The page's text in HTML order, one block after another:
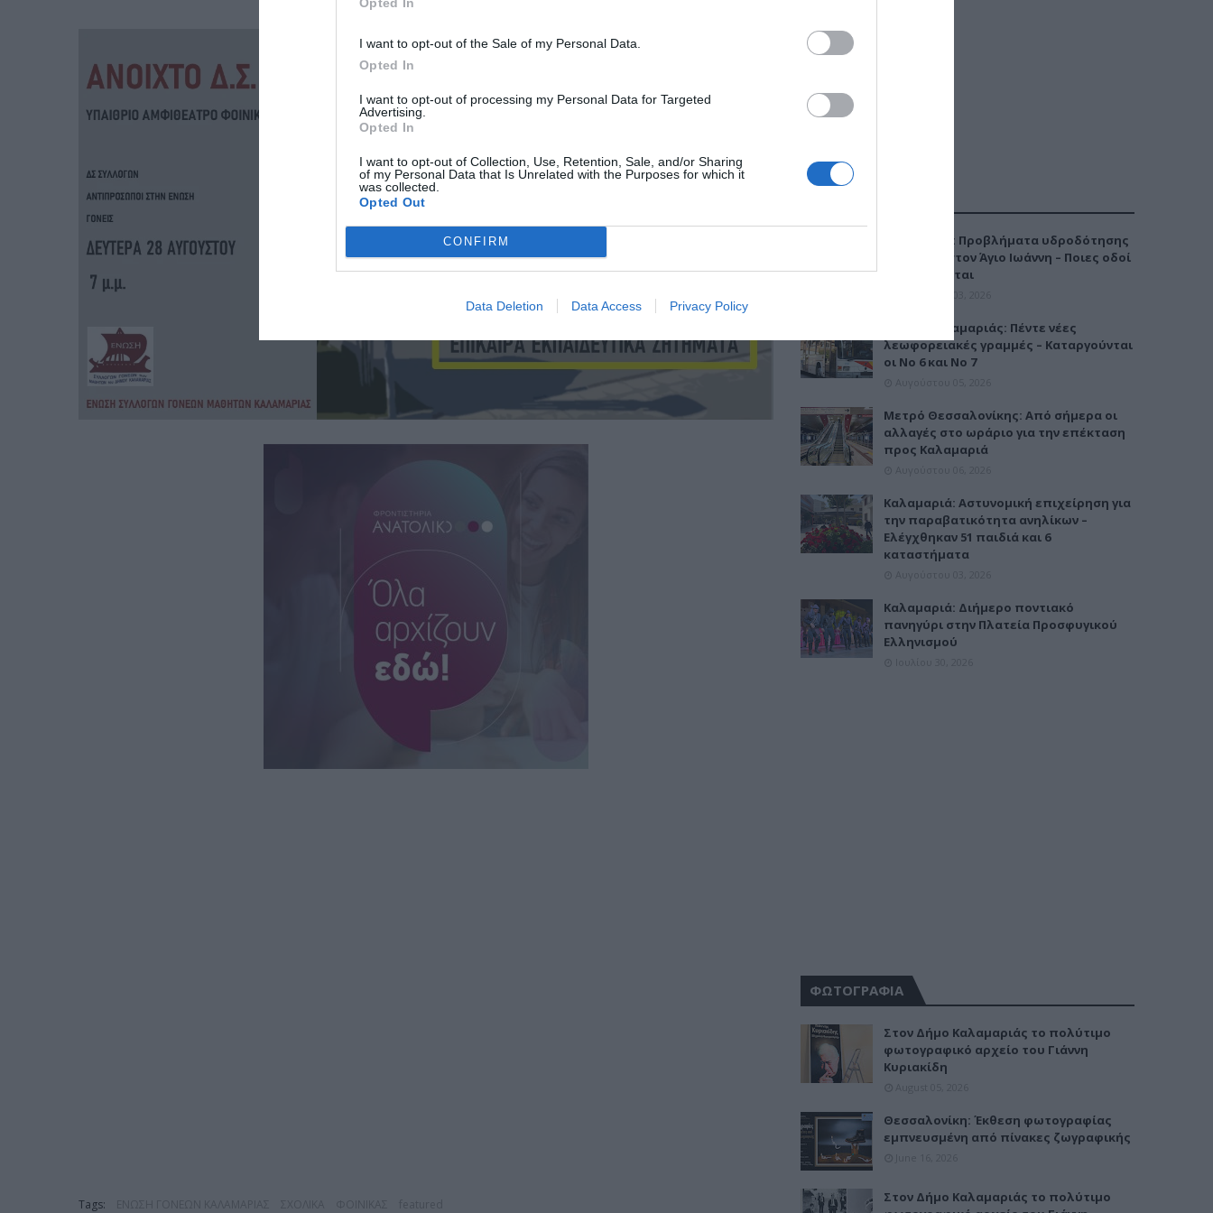
I want to opt-out of the Sale of my Personal Data.
Opted In
I want to opt-out of processing my Personal Data for Targeted
Advertising.
Opted In
I want to opt-out of Collection, Use, Retention, Sale, and/or Sharing
of my Personal Data that Is Unrelated with the Purposes for which it
was collected.
Opted Out
CONFIRM
Data Deletion Data Access Privacy Policy
Tags:
Καλαμαριά: Προβλήματα υδροδότησης
την Τρίτη στον Άγιο Ιωάννη – Ποιες οδοί
επηρεάζονται
Μετρό Καλαμαριάς: Πέντε νέες
λεωφορειακές γραμμές – Καταργούνται
οι Νο 6 και Νο 7
Μετρό Θεσσαλονίκης: Από σήμερα οι
αλλαγές στο ωράριο για την επέκταση
προς Καλαμαριά
Καλαμαριά: Αστυνομική επιχείρηση για
την παραβατικότητα ανηλίκων –
Ελέγχθηκαν 51 παιδιά και 6
καταστήματα
Καλαμαριά: Διήμερο ποντιακό
πανηγύρι στην Πλατεία Προσφυγικού
Ελληνισμού
ΦΩΤΟΓΡΑΦΙΑ
Στον Δήμο Καλαμαριάς το πολύτιμο
φωτογραφικό αρχείο του Γιάννη
Κυριακίδη
Θεσσαλονίκη: Έκθεση φωτογραφίας
εμπνευσμένη από πίνακες ζωγραφικής
Στον Δήμο Καλαμαριάς το πολύτιμο